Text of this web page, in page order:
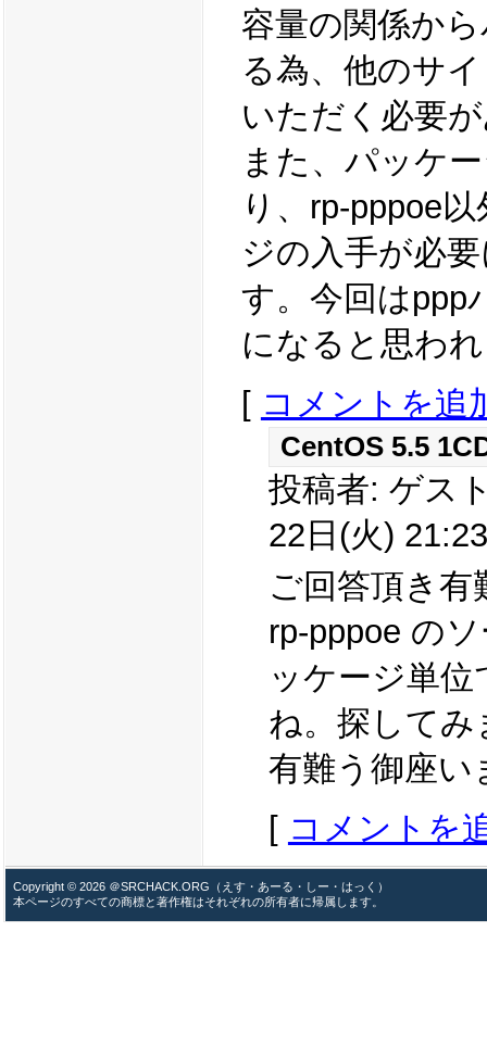
容量の関係か
る為、他のサ
いただく必要
また、パッケ
り、rp-pppoe
ジの入手が必
す。今回はppp
になると思わ
[ コメントを追
CentOS 5.5
投稿者: ゲス
22日(火)
ご回答頂き
rp-pppoe の
ッケージ単
ね。探して
有難う御座い
[ コメントを
Copyright © 2026 ＠SRCHACK.ORG（えす・あーる・しー・はっく）
本ページのすべての商標と著作権はそれぞれの所有者に帰属します。